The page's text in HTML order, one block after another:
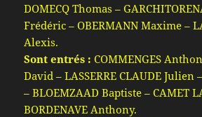
DOMECQ Thomas –
Frédéric – OBERMANN Maxime –
Alexis.
Sont entrés : COMMENGES
David – LASSERRE CLAUDE Julien
– BLOEMZAAD Baptiste – CAMET
BORDENAVE Anthony.